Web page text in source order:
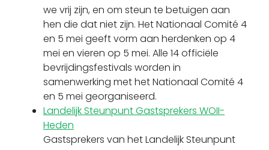
we vrij zijn, en om steun te betuigen aan
hen die dat niet zijn. Het Nationaal Comité 4
en 5 mei geeft vorm aan herdenken op 4
mei en vieren op 5 mei. Alle 14 officiële
bevrijdingsfestivals worden in
samenwerking met het Nationaal Comité 4
en 5 mei georganiseerd.
Landelijk Steunpunt Gastsprekers WOII-
Heden
Gastsprekers van het Landelijk Steunpunt